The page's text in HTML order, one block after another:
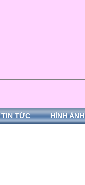
TIN TỨC HÌNH ẢNH